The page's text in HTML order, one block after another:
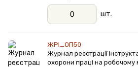
шт.
ЖРІ_ОП50
Журнал реєстрації
охорони праці на робочому